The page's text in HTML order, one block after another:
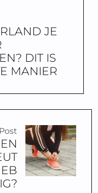
JE
DIT IS
MANIER